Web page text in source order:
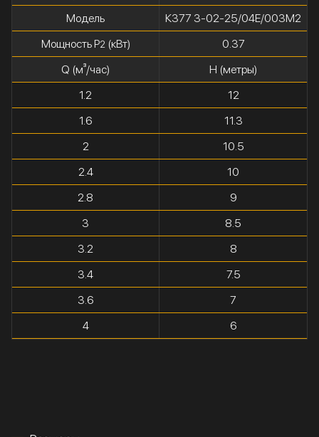
Модель
К377 3-02-25/04Е/003М2
Мощность P2(кВт)
0.37
Q (м³/час)
H (метры)
1.2
12
1.6
11.3
2
10.5
2.4
10
2.8
9
3
8.5
3.2
8
3.4
7.5
3.6
7
4
6